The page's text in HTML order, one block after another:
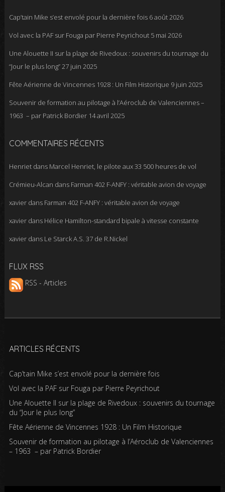
Cap’tain Mike s’est envolé pour la dernière fois 6 août 2026
Vol avec la PAF sur Fouga par Pierre Peyrichout 5 mai 2026
Une Alouette II sur la plage de Rivedoux : souvenirs du tournage du
“Jour le plus long”27 juin 2025
Fête Aérienne de Vincennes 1928 : Un Film Historique 9 juin 2025
Souvenir de formation au pilotage à l’Aéroclub de Valenciennes –
1963 – par Patrick Bordier 14 avril 2025
COMMENTAIRES RÉCENTS
Henrietdans Marcel Henriet, le pilote aux 33 500 heures de vol
Crémieu-Alcan dans Farman 402 F-ANFY : véritable avion de voyage
xavierdans Farman 402 F-ANFY : véritable avion de voyage
xavierdans Hélice Hamilton-standard bipale à vitesse constante
xavierdans Le Starck A.S. 37 de R.Nickel
FLUX RSS
RSS - Articles
ARTICLES RÉCENTS
Cap’tain Mike s’est envolé pour la dernière fois
Vol avec la PAF sur Fouga par Pierre Peyrichout
Une Alouette II sur la plage de Rivedoux : souvenirs du tournage
du “Jour le plus long”
Fête Aérienne de Vincennes 1928 : Un Film Historique
Souvenir de formation au pilotage à l’Aéroclub de Valenciennes
– 1963 – par Patrick Bordier